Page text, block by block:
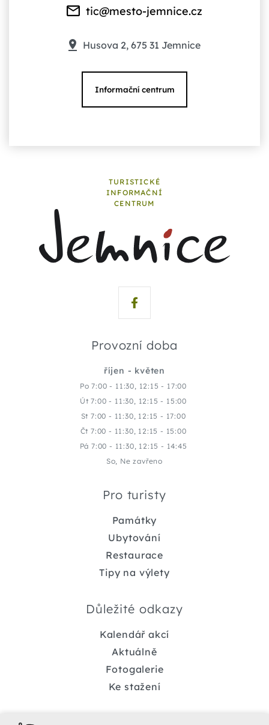
tic@mesto-jemnice.cz
Husova 2, 675 31 Jemnice
Informační centrum
TURISTICKÉ
INFORMAČNÍ
CENTRUM
Provozní doba
říjen - květen
Po 7:00 - 11:30, 12:15 - 17:00
Út 7:00 - 11:30, 12:15 - 15:00
St 7:00 - 11:30, 12:15 - 17:00
Čt 7:00 - 11:30, 12:15 - 15:00
Pá 7:00 - 11:30, 12:15 - 14:45
So, Ne zavřeno
Pro turisty
Památky
Ubytování
Restaurace
Tipy na výlety
Důležité odkazy
Kalendář akcí
Aktuálně
Fotogalerie
Ke stažení